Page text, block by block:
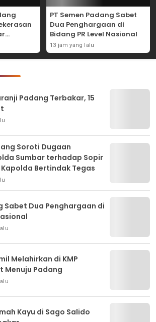
PT Semen Padang Sabet
Dua Penghargaan di
Bidang PR Level Nasional
13 jam yang lalu
Padang Terbakar, 15
Soroti Dugaan
Sumbar terhadap Sopir
Bertindak Tegas
Sabet Dua Penghargaan di
Melahirkan di KMP
Menuju Padang
Kayu di Sago Salido